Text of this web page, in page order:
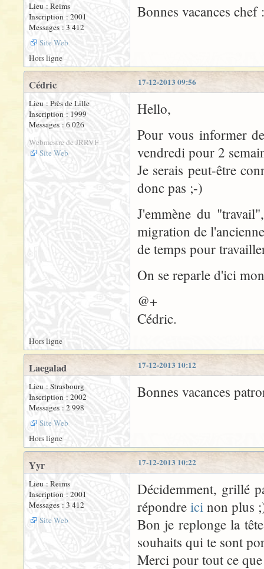
Lieu : Reims
Inscription : 2001
Messages : 3 412
Site Web
Bonnes vacances chef
Hors ligne
17-12-2013 09:56
Cédric
Lieu : Près de Lille
Inscription : 1999
Messages : 6 026
Webmestre de JRRVF
Site Web
Hello,
Pour vous informer
vendredi pour 2
Je serais peut-être
donc pas ;-)
J'emmène du
migration de
de temps pour
On se reparle d'ici
@+
Cédric.
Hors ligne
17-12-2013 10:12
Laegalad
Lieu : Strasbourg
Inscription : 2002
Messages : 2 998
Site Web
Bonnes vacances
Hors ligne
17-12-2013 10:22
Yyr
Lieu : Reims
Inscription : 2001
Messages : 3 412
Site Web
Décidemment, grillé
répondre ici non plus
Bon je replonge la
souhaits qui te sont
Merci pour tout ce